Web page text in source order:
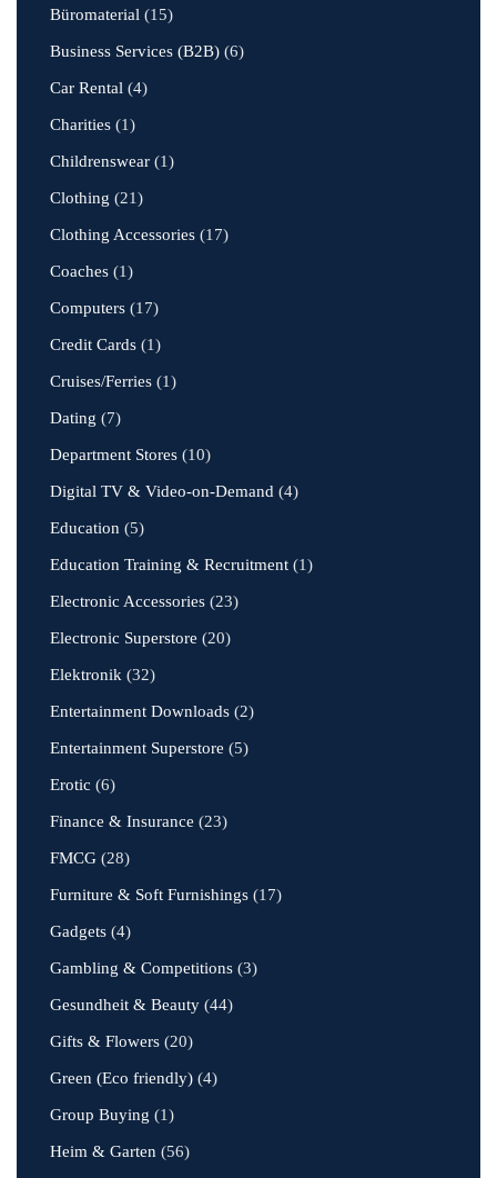
Büromaterial (15)
Business Services (B2B) (6)
Car Rental (4)
Charities (1)
Childrenswear (1)
Clothing (21)
Clothing Accessories (17)
Coaches (1)
Computers (17)
Credit Cards (1)
Cruises/Ferries (1)
Dating (7)
Department Stores (10)
Digital TV & Video-on-Demand (4)
Education (5)
Education Training & Recruitment (1)
Electronic Accessories (23)
Electronic Superstore (20)
Elektronik (32)
Entertainment Downloads (2)
Entertainment Superstore (5)
Erotic (6)
Finance & Insurance (23)
FMCG (28)
Furniture & Soft Furnishings (17)
Gadgets (4)
Gambling & Competitions (3)
Gesundheit & Beauty (44)
Gifts & Flowers (20)
Green (Eco friendly) (4)
Group Buying (1)
Heim & Garten (56)